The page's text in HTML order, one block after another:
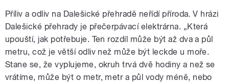
Příliv a odliv na Dalešické přehradě neřídí příroda. V hrázi
Dalešické přehrady je přečerpávací elektrárna. „Která
upouští, jak potřebuje. Ten rozdíl může být až dva a půl
metru, což je větší odliv než může být leckde u moře.
Stane se, že vyplujeme, okruh trvá dvě hodiny a než se
vrátíme, může být o metr, metr a půl vody méně, nebo